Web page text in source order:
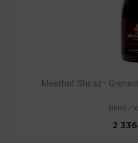
Meerhof Shiraz -
Вино /
2